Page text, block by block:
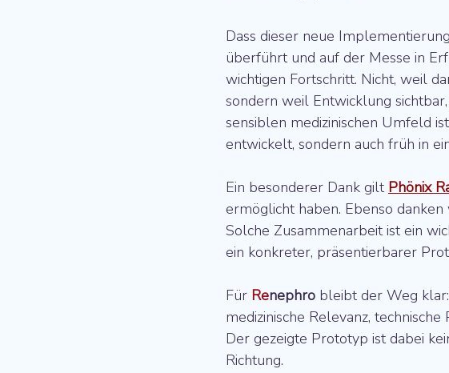
Dass dieser neue
überführt und auf der Messe in
wichtigen Fortschritt. Nicht, weil
sondern weil Entwicklung
sensiblen medizinischen Umfeld
entwickelt, sondern auch früh in
Ein besonderer Dank gilt Phönix
ermöglicht haben. Ebenso danken
Solche Zusammenarbeit ist ein
ein konkreter, präsentierbarer
Für Renephro bleibt der Weg
medizinische Relevanz,
Der gezeigte Prototyp ist dabei
Richtung.